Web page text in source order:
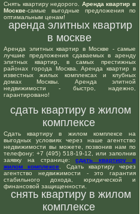
Снять квартиру недорого. Аренда квартир в
Москве-самые выгодные предложения по
оптимальным ценам!
аренда элитных квартир
в москве
Аренда элитных квартир в Москве - самые
лучшие предложения сдаваемых в аренду
элитных квартир, в самых престижных
районах города Москва. Аренда квартир в
известных жилых комплексах и клубных
домах Москвы. Аренда элитной
недвижимости - быстро, надежно,
гарантировано!
сдать квартиру в жилом
комплексе
Сдать квартиру в жилом комплексе на
выгодных условиях через наше агентство
недвижимости вы можете, позвонив нам по
телефону: +7 (495) 518-19-12, или заполнив
заявку на странице:сдать квартиру в
жилом комплексе . Сдать квартиру через
агентство недвижимости - это гарантия
стабильного дохода, юридической и
финансовой защищенности.
снять квартиру в жилом
комплексе